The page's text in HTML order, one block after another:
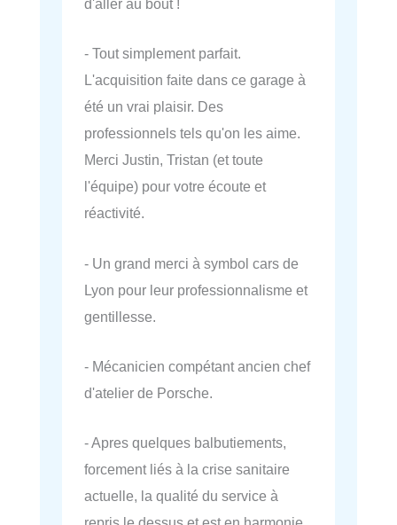
d'aller au bout !
- Tout simplement parfait.
L'acquisition faite dans ce garage à
été un vrai plaisir. Des
professionnels tels qu'on les aime.
Merci Justin, Tristan (et toute
l'équipe) pour votre écoute et
réactivité.
- Un grand merci à symbol cars de
Lyon pour leur professionnalisme et
gentillesse.
- Mécanicien compétant ancien chef
d'atelier de Porsche.
- Apres quelques balbutiements,
forcement liés à la crise sanitaire
actuelle, la qualité du service à